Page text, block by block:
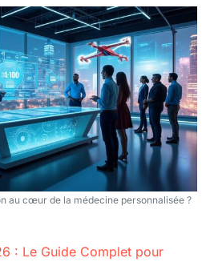
au cœur de la médecine personnalisée ?
: Le Guide Complet pour